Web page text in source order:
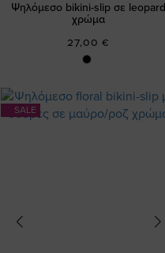
Ψηλόμεσο bikini-slip σε leopard
χρώμα
27,00 €
SALE